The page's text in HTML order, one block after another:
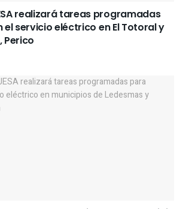
realizará tareas programadas
servicio eléctrico en El Totoral y
Perico